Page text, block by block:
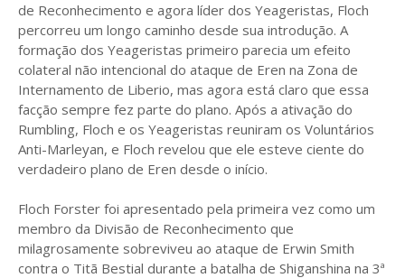
de Reconhecimento e agora líder dos Yeageristas, Floch
percorreu um longo caminho desde sua introdução. A
formação dos Yeageristas primeiro parecia um efeito
colateral não intencional do ataque de Eren na Zona de
Internamento de Liberio, mas agora está claro que essa
facção sempre fez parte do plano. Após a ativação do
Rumbling, Floch e os Yeageristas reuniram os Voluntários
Anti-Marleyan, e Floch revelou que ele esteve ciente do
verdadeiro plano de Eren desde o início.
Floch Forster foi apresentado pela primeira vez como um
membro da Divisão de Reconhecimento que
milagrosamente sobreviveu ao ataque de Erwin Smith
contra o Titã Bestial durante a batalha de Shiganshina na 3ª